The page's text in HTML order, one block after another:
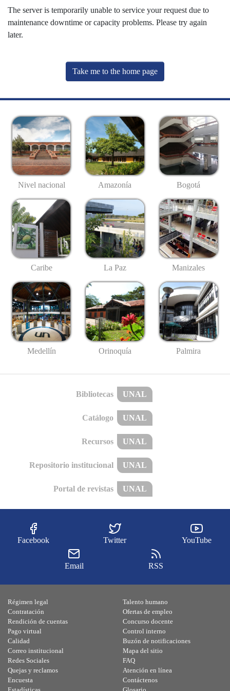
The server is temporarily unable to service your request due to
maintenance downtime or capacity problems. Please try again
later.
Take me to the home page
Nivel nacional Amazonía Bogotá
Caribe La Paz Manizales
Medellín Orinoquía Palmira
Bibliotecas UNAL
Catálogo UNAL
Recursos UNAL
Repositorio institucional UNAL
Portal de revistas UNAL
Facebook Twitter YouTube
Email RSS
Régimen legal
Contratación
Rendición de cuentas
Pago virtual
Calidad
Talento humano
Ofertas de empleo
Concurso docente
Control interno
Buzón de notificaciones
Correo institucional
Redes Sociales
Quejas y reclamos
Encuesta
Mapa del sitio
FAQ
Atención en línea
Contáctenos